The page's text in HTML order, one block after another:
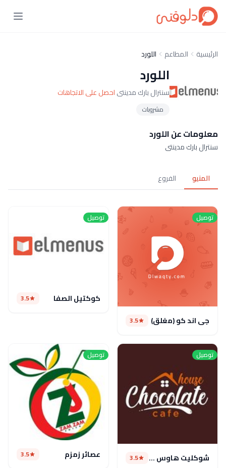
الرئيسية المطاعم اللورد
اللورد
سنترال بارك مدينتىاحصل على الاتجاهات
مشروبات
معلومات عن اللورد
سنترال بارك مدينتى
المنيو الفروع
توصيل
جى اند كو (مغلق) 3.5
توصيل
كوكتيل الصفا 3.5
توصيل
شوكليت هاوس كافيه 3.5
توصيل
عصائر زمزم 3.5